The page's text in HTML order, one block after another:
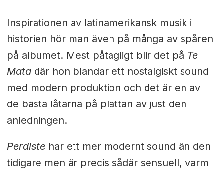
Inspirationen av latinamerikansk musik i
historien hör man även på många av spåren
på albumet. Mest påtagligt blir det på Te
Mata där hon blandar ett nostalgiskt sound
med modern produktion och det är en av
de bästa låtarna på plattan av just den
anledningen.
Perdiste har ett mer modernt sound än den
tidigare men är precis sådär sensuell, varm